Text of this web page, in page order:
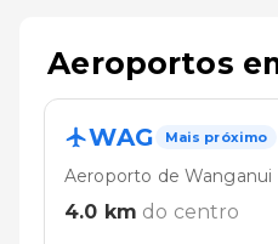
Aeroportos
WAG Mais próximo
Aeroporto de Wanganui
4.0 km do centro